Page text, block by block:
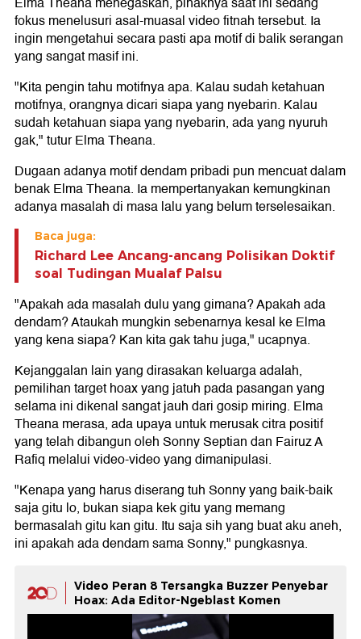
fokus menelusuri asal-muasal video fitnah tersebut. Ia
ingin mengetahui secara pasti apa motif di balik serangan
yang sangat masif ini.
"Kita pengin tahu motifnya apa. Kalau sudah ketahuan
motifnya, orangnya dicari siapa yang nyebarin. Kalau
sudah ketahuan siapa yang nyebarin, ada yang nyuruh
gak," tutur Elma Theana.
Dugaan adanya motif dendam pribadi pun mencuat dalam
benak Elma Theana. Ia mempertanyakan kemungkinan
adanya masalah di masa lalu yang belum terselesaikan.
Baca juga:
Richard Lee Ancang-ancang Polisikan Doktif
soal Tudingan Mualaf Palsu
"Apakah ada masalah dulu yang gimana? Apakah ada
dendam? Ataukah mungkin sebenarnya kesal ke Elma
yang kena siapa? Kan kita gak tahu juga," ucapnya.
Kejanggalan lain yang dirasakan keluarga adalah,
pemilihan target hoax yang jatuh pada pasangan yang
selama ini dikenal sangat jauh dari gosip miring. Elma
Theana merasa, ada upaya untuk merusak citra positif
yang telah dibangun oleh Sonny Septian dan Fairuz A
Rafiq melalui video-video yang dimanipulasi.
"Kenapa yang harus diserang tuh Sonny yang baik-baik
saja gitu lo, bukan siapa kek gitu yang memang
bermasalah gitu kan gitu. Itu saja sih yang buat aku aneh,
ini apakah ada dendam sama Sonny," pungkasnya.
Video Peran 8 Tersangka Buzzer Penyebar
Hoax: Ada Editor-Ngeblast Komen